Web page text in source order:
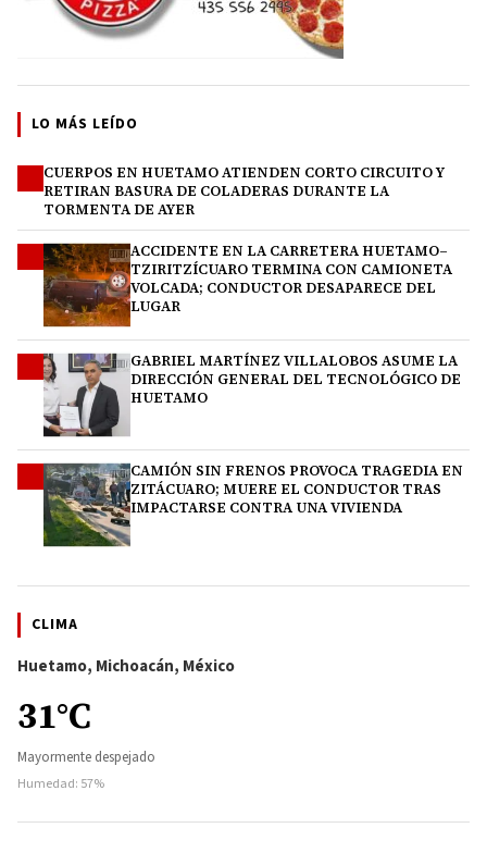
LO MÁS LEÍDO
CUERPOS EN HUETAMO ATIENDEN CORTO CIRCUITO Y
RETIRAN BASURA DE COLADERAS DURANTE LA
TORMENTA DE AYER
ACCIDENTE EN LA CARRETERA HUETAMO–
TZIRITZÍCUARO TERMINA CON CAMIONETA
VOLCADA; CONDUCTOR DESAPARECE DEL
LUGAR
GABRIEL MARTÍNEZ VILLALOBOS ASUME LA
DIRECCIÓN GENERAL DEL TECNOLÓGICO DE
HUETAMO
CAMIÓN SIN FRENOS PROVOCA TRAGEDIA EN
ZITÁCUARO; MUERE EL CONDUCTOR TRAS
IMPACTARSE CONTRA UNA VIVIENDA
CLIMA
Huetamo, Michoacán, México
31°C
Mayormente despejado
Humedad: 57%